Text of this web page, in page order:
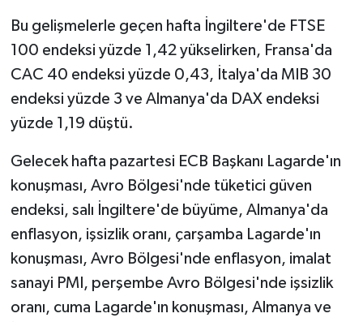
Bu gelişmelerle geçen hafta İngiltere'de FTSE
100 endeksi yüzde 1,42 yükselirken, Fransa'da
CAC 40 endeksi yüzde 0,43, İtalya'da MIB 30
endeksi yüzde 3 ve Almanya'da DAX endeksi
yüzde 1,19 düştü.
Gelecek hafta pazartesi ECB Başkanı Lagarde'ın
konuşması, Avro Bölgesi'nde tüketici güven
endeksi, salı İngiltere'de büyüme, Almanya'da
enflasyon, işsizlik oranı, çarşamba Lagarde'ın
konuşması, Avro Bölgesi'nde enflasyon, imalat
sanayi PMI, perşembe Avro Bölgesi'nde işsizlik
oranı, cuma Lagarde'ın konuşması, Almanya ve